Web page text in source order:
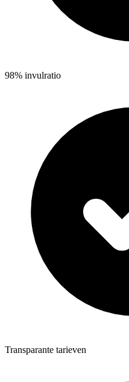
98% invulratio
Transparante tarieven